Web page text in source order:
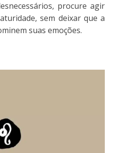
procure agir
sem deixar que a
suas emoções.